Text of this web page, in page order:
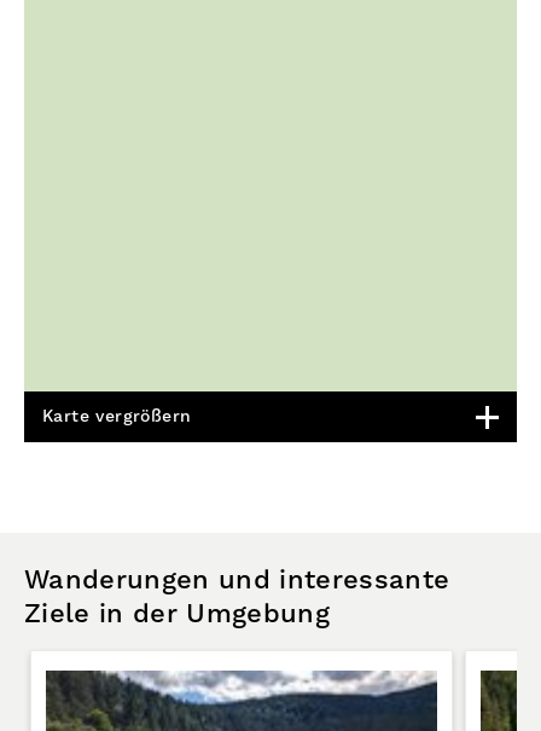
Karte vergrößern
Wanderungen und interessante
Ziele in der Umgebung